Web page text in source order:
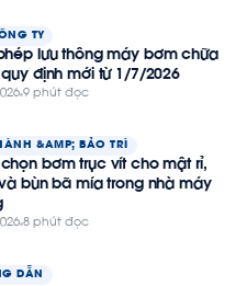
TY
lưu thông máy bơm chữa
định mới từ 1/7/2026
9 phút đọc
&AMP; BẢO TRÌ
bơm trục vít cho mật rỉ,
bùn bã mía trong nhà máy
8 phút đọc
DẪN